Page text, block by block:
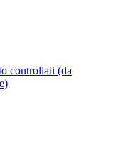
controllati (da